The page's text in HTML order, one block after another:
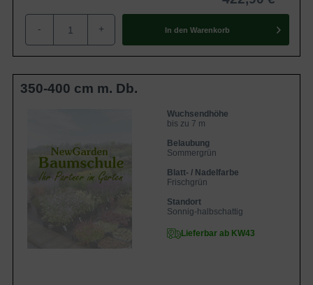
- + In den Warenkorb
350-400 cm m. Db.
Wuchsendhöhe
bis zu 7 m
Belaubung
Sommergrün
Blatt- / Nadelfarbe
Frischgrün
Standort
Sonnig-halbschattig
Lieferbar ab KW43